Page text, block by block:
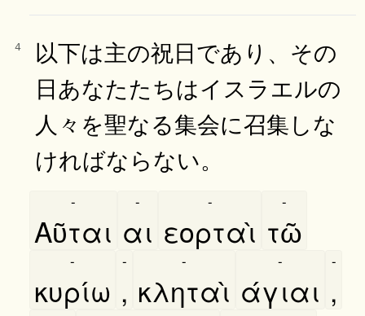
4
以下は主の祝日であり、その
日あなたたちはイスラエルの
人々を聖なる集会に召集しな
ければならない。
Αῦται
-
αι
-
εορταὶ
-
τῶ
-
κυρίω
-
,
-
κληταὶ
-
άγιαι
-
,
-